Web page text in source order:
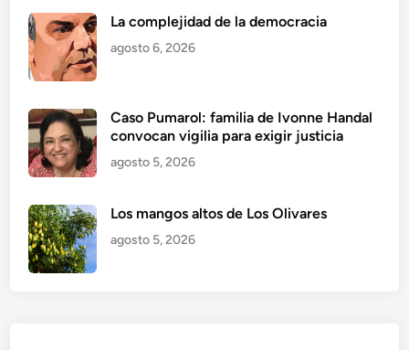
La complejidad de la democracia
agosto 6, 2026
Caso Pumarol: familia de Ivonne Handal
convocan vigilia para exigir justicia
agosto 5, 2026
Los mangos altos de Los Olivares
agosto 5, 2026